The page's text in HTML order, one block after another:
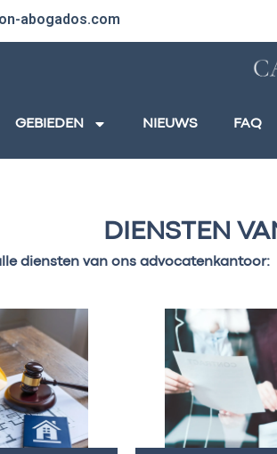
abogados.com
GEBIEDEN NIEUWS FAQ
DIENSTEN
diensten van ons advocatenkantoor: